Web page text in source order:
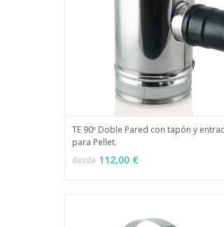
VER OPCIONES
TE 90º Doble Pared con tapón y
para Pellet.
desde 112,00 €